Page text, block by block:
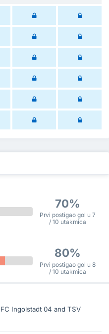
70%
Prvi postigao gol u 7
/ 10 utakmica
80%
Prvi postigao gol u 8
/ 10 utakmica
Ingolstadt 04 and TSV